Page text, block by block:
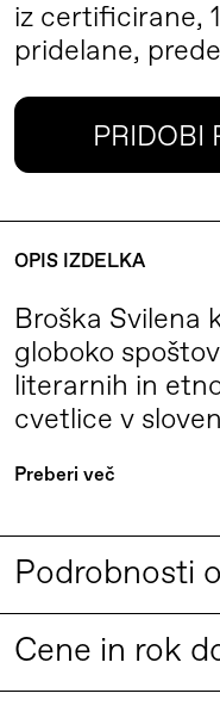
iz certificirane,
pridelane,
PRIDOBI
OPIS IZDELKA
Broška Svilena
globoko
literarnih in
cvetlice v
Krizantema –
navezuje na
simboliko
kot je
Broška hkrati
tradicijo
Preberi več
Podrobnosti
DIMENZIJE
10 cm × 10 cm
Cene in rok